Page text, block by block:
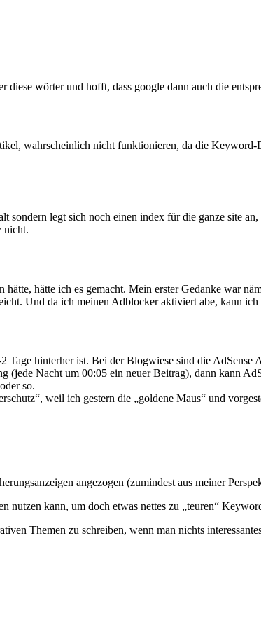
diese wörter und hofft, dass google dann auch die
wahrscheinlich nicht funktionieren, da die
sondern legt sich noch einen index für die ganze site
nicht.
hätte, hätte ich es gemacht. Mein erster Gedanke war
Und da ich meinen Adblocker aktiviert abe, kann
hinterher ist. Bei der Blogwiese sind die AdSense
(jede Nacht um 00:05 ein neuer Beitrag), dann kann
so.
weil ich gestern die „goldene Maus“ und
angezogen (zumindest aus meiner
nutzen kann, um doch etwas nettes zu „teuren“
Themen zu schreiben, wenn man nichts